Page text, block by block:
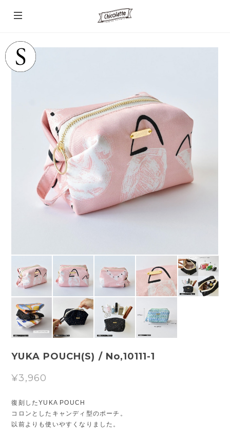
YUKA POUCH(S) / No,10111-1
¥3,960
復刻したYUKA POUCH
コロンとしたキャンディ型のポーチ。
以前よりも使いやすくなりました。